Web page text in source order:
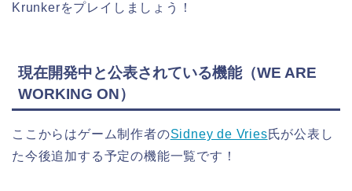
Krunkerをプレイしましょう！
現在開発中と公表されている機能（WE ARE
WORKING ON）
ここからはゲーム制作者のSidney de Vries氏が公表し
た今後追加する予定の機能一覧です！